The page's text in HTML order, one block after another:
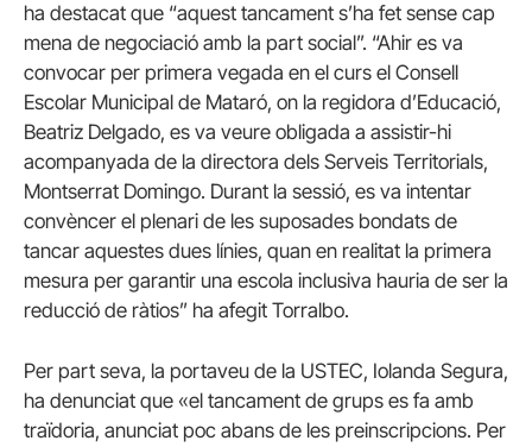
ha destacat que “aquest tancament s’ha fet sense cap
mena de negociació amb la part social”. “Ahir es va
convocar per primera vegada en el curs el Consell
Escolar Municipal de Mataró, on la regidora d’Educació,
Beatriz Delgado, es va veure obligada a assistir-hi
acompanyada de la directora dels Serveis Territorials,
Montserrat Domingo. Durant la sessió, es va intentar
convèncer el plenari de les suposades bondats de
tancar aquestes dues línies, quan en realitat la primera
mesura per garantir una escola inclusiva hauria de ser la
reducció de ràtios” ha afegit Torralbo.
Per part seva, la portaveu de la USTEC, Iolanda Segura,
ha denunciat que «el tancament de grups es fa amb
traïdoria, anunciat poc abans de les preinscripcions. Per